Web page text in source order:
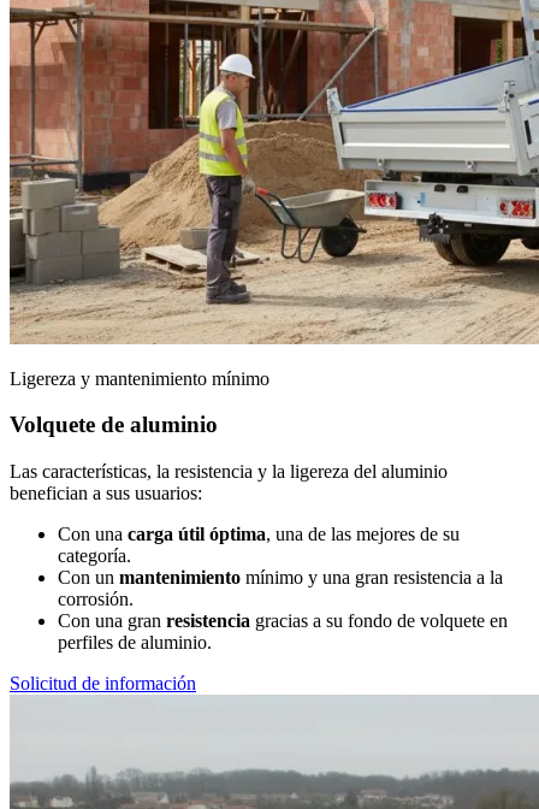
Ligereza y mantenimiento mínimo
Volquete de aluminio
Las características, la resistencia y la ligereza del aluminio
benefician a sus usuarios:
Con una carga útil óptima, una de las mejores de su
categoría.
Con un mantenimiento mínimo y una gran resistencia a la
corrosión.
Con una gran resistencia gracias a su fondo de volquete en
perfiles de aluminio.
Solicitud de información